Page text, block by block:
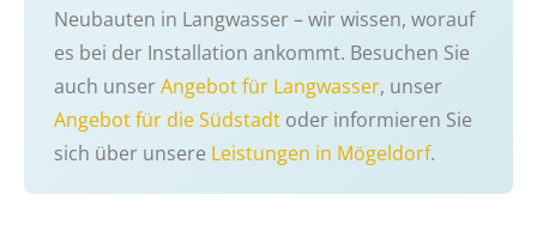
Neubauten in Langwasser – wir wissen, worauf
es bei der Installation ankommt. Besuchen Sie
auch unserAngebot für Langwasser, unser
Angebot für die Südstadt oder informieren Sie
sich über unsere Leistungen in Mögeldorf.